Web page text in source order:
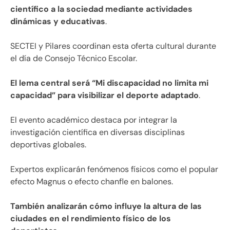
científico a la sociedad mediante actividades
dinámicas y educativas.
SECTEI y Pilares coordinan esta oferta cultural durante
el día de Consejo Técnico Escolar.
El lema central será “Mi discapacidad no limita mi
capacidad” para visibilizar el deporte adaptado.
El evento académico destaca por integrar la
investigación científica en diversas disciplinas
deportivas globales.
Expertos explicarán fenómenos físicos como el popular
efecto Magnus o efecto chanfle en balones.
También analizarán cómo influye la altura de las
ciudades en el rendimiento físico de los